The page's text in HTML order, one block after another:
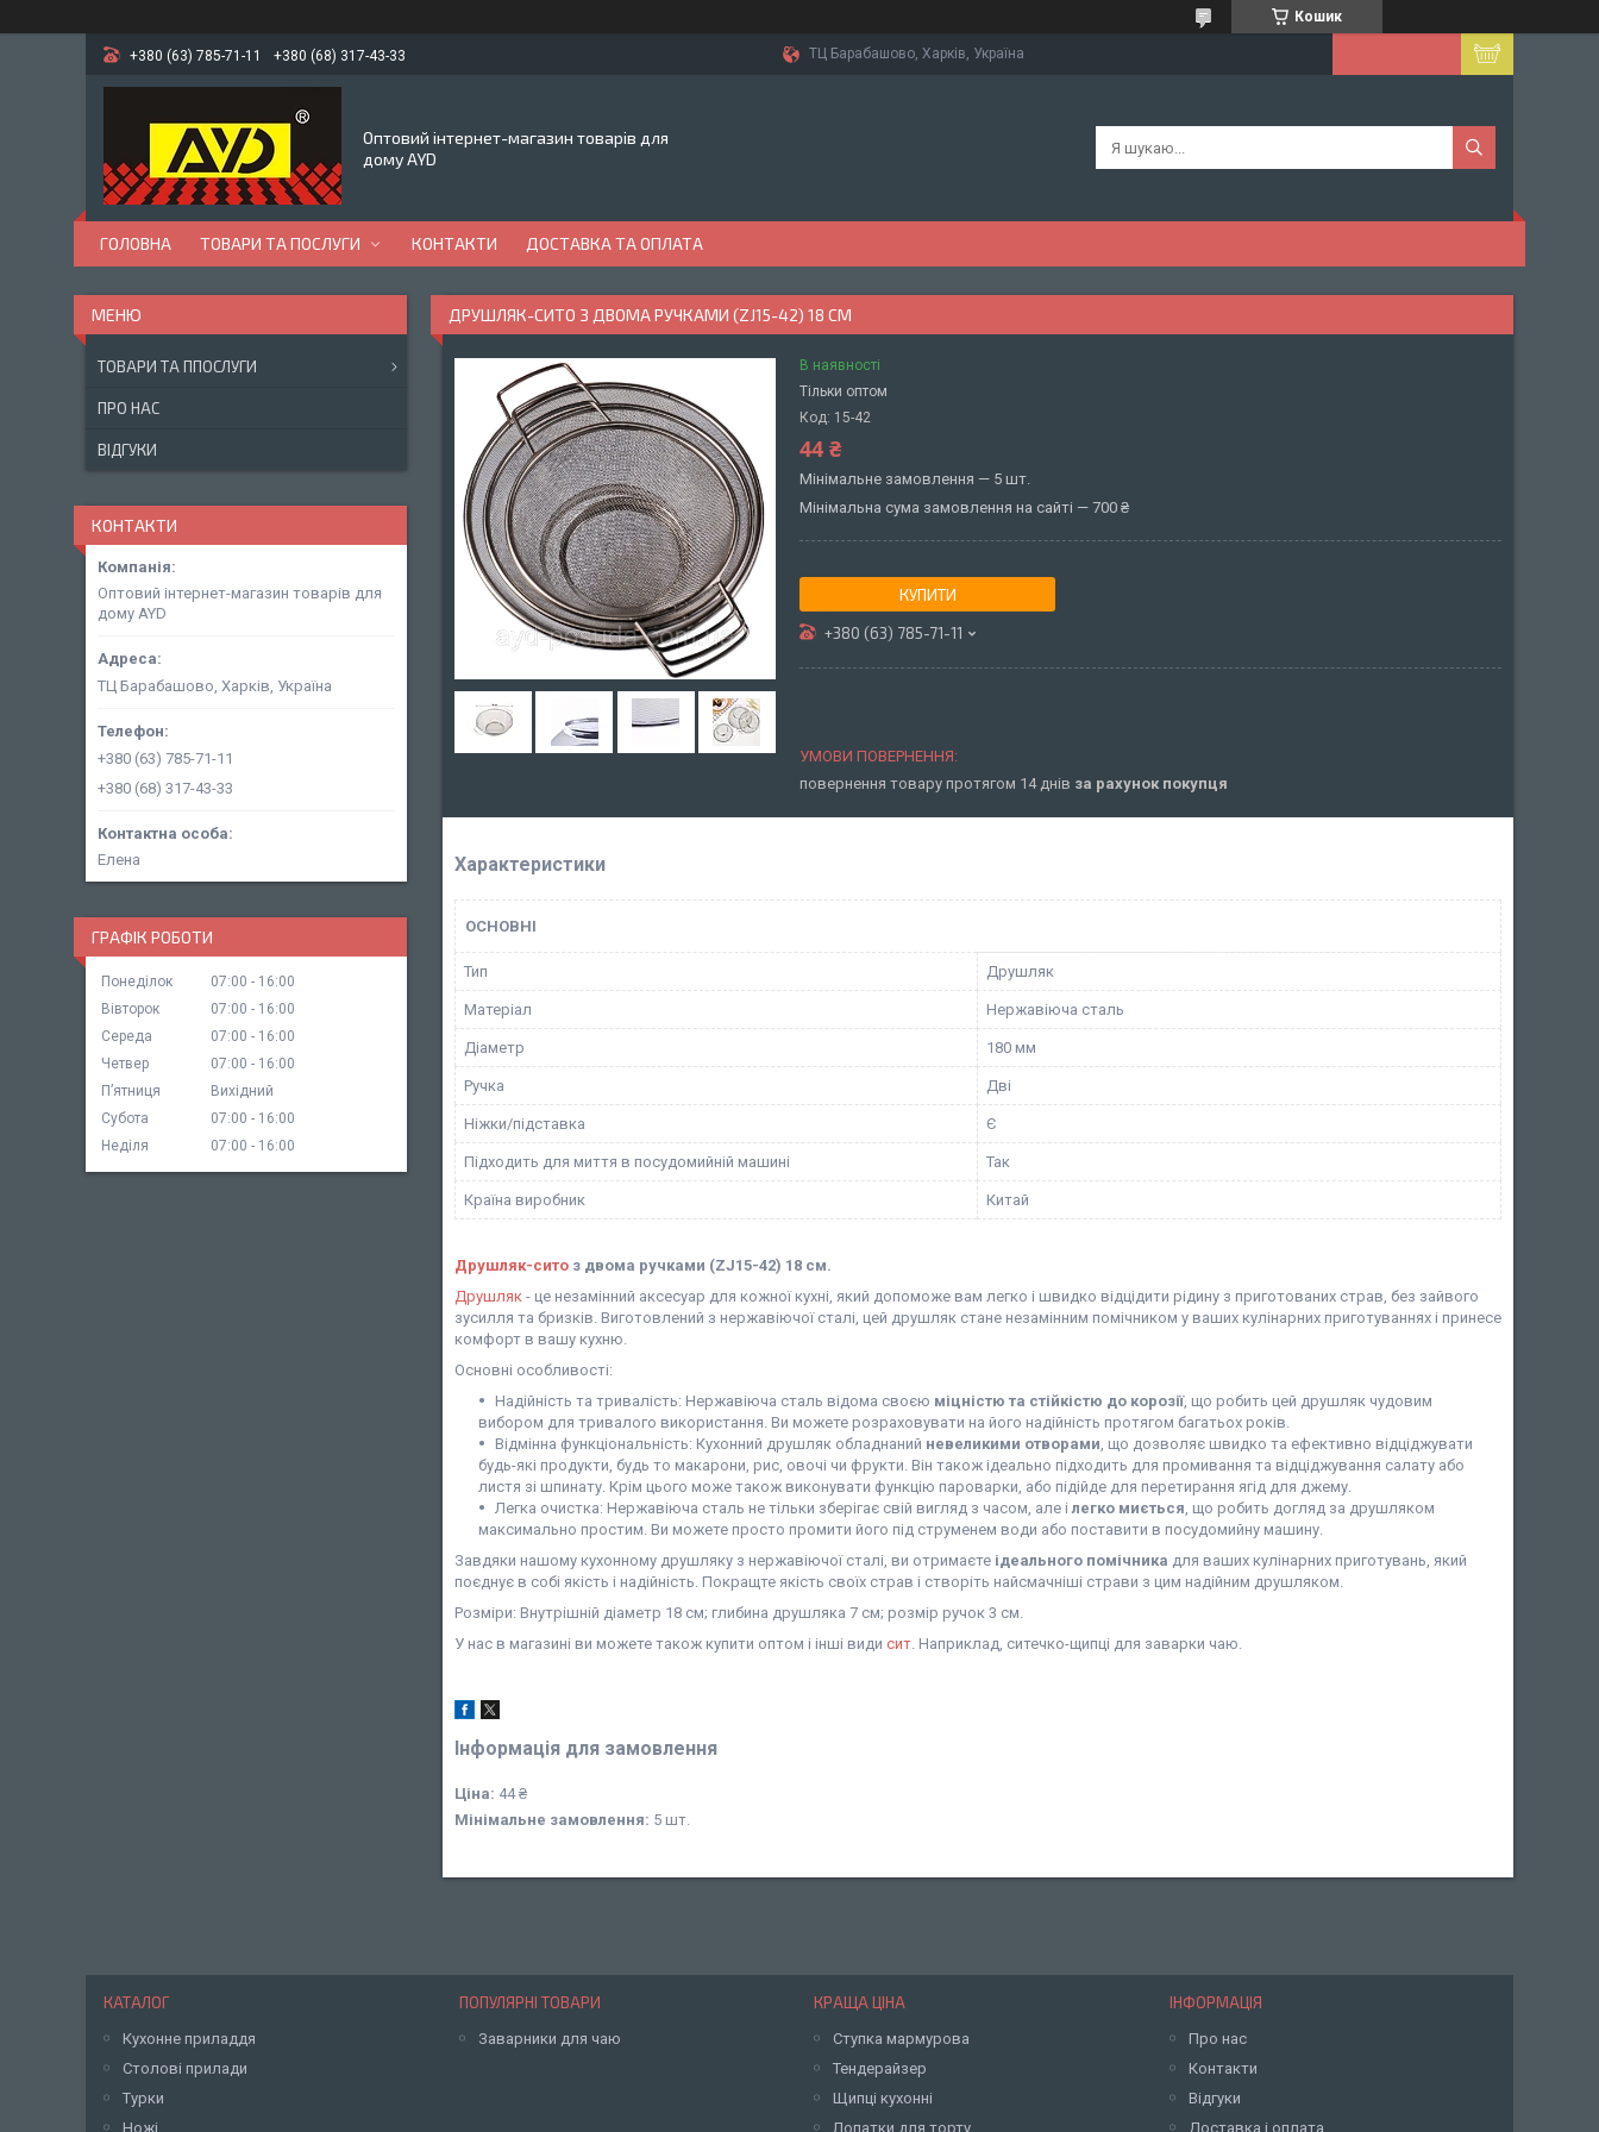
Кошик
+380 (63) 785-71-11 +380 (68) 317-43-33 ТЦ Барабашово, Харків, Україна
Оптовий інтернет-магазин товарів для
дому AYD
ГОЛОВНА ТОВАРИ ТА ПОСЛУГИ КОНТАКТИ ДОСТАВКА ТА ОПЛАТА
ДРУШЛЯК-СИТО З ДВОМА РУЧКАМИ (ZJ15-42) 18 СМ
В наявності
Тільки оптом
Код: 15-42
44 ₴
Мінімальне замовлення — 5 шт.
Мінімальна сума замовлення на сайті — 700 ₴
КУПИТИ
+380 (63) 785-71-11
повернення товару протягом 14 днів за рахунок покупця
Характеристики
ОСНОВНІ
Тип Друшляк
Матеріал Нержавіюча сталь
Діаметр 180 мм
Ручка Дві
Ніжки/підставка Є
Підходить для миття в посудомийній машині Так
Країна виробник Китай
Друшляк-сито з двома ручками (ZJ15-42) 18 см.
Друшляк - це незамінний аксесуар для кожної кухні, який допоможе вам легко і швидко відцідити рідину з приготованих страв, без зайвого
зусилля та бризків. Виготовлений з нержавіючої сталі, цей друшляк стане незамінним помічником у ваших кулінарних приготуваннях і принесе
комфорт в вашу кухню.
Основні особливості:
Надійність та тривалість: Нержавіюча сталь відома своєю міцністю та стійкістю до корозії, що робить цей друшляк чудовим
вибором для тривалого використання. Ви можете розраховувати на його надійність протягом багатьох років.
Відмінна функціональність: Кухонний друшляк обладнаний невеликими отворами , що дозволяє швидко та ефективно відціджувати
будь-які продукти, будь то макарони, рис, овочі чи фрукти. Він також ідеально підходить для промивання та відціджування салату або
листя зі шпинату. Крім цього може також виконувати функцію пароварки, або підійде для перетирання ягід для джему.
Легка очистка: Нержавіюча сталь не тільки зберігає свій вигляд з часом, але і легко миється , що робить догляд за друшляком
максимально простим. Ви можете просто промити його під струменем води або поставити в посудомийну машину.
Завдяки нашому кухонному друшляку з нержавіючої сталі, ви отримаєте ідеального помічника для ваших кулінарних приготувань, який
поєднує в собі якість і надійність. Покращте якість своїх страв і створіть найсмачніші страви з цим надійним друшляком.
Розміри: Внутрішній діаметр 18 см; глибина друшляка 7 см; розмір ручок 3 см.
У нас в магазині ви можете також купити оптом і інші види сит . Наприклад, ситечко-щипці для заварки чаю.
Інформація для замовлення
Ціна: 44 ₴
Мінімальне замовлення: 5 шт.
ТОВАРИ ТА ППОСЛУГИ
ПРО НАС
ВІДГУКИ
КОНТАКТИ
Оптовий інтернет-магазин товарів для
дому AYD
ТЦ Барабашово, Харків, Україна
+380 (63) 785-71-11
+380 (68) 317-43-33
Елена
ГРАФІК РОБОТИ
Понеділок 07:00
16:00
Вівторок
07:00
16:00
Середа
07:00
16:00
Четвер
07:00
16:00
Пʼятниця
Вихідний
Субота
07:00
16:00
Неділя
07:00 16:00
КАТАЛОГ
Кухонне приладдя
Столові прилади
Турки
Ножі
ПОПУЛЯРНІ ТОВАРИ
Заварники для чаю
КРАЩА ЦІНА
Ступка мармурова
Тендерайзер
Щипці кухонні
Лопатки для торту
ІНФОРМАЦІЯ
Про нас
Контакти
Відгуки
Доставка і оплата